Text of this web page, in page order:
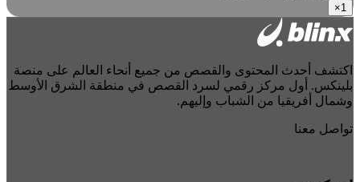
1
×
اكتشف أحدث المحتوى والقصص من جميع أنحاء العالم على منصة
بلينكس. أول مركز رقمي لسرد القصص في منطقة الشرق الأوسط
وشمال أفريقيا من الشباب وإليهم.
تواصل معنا